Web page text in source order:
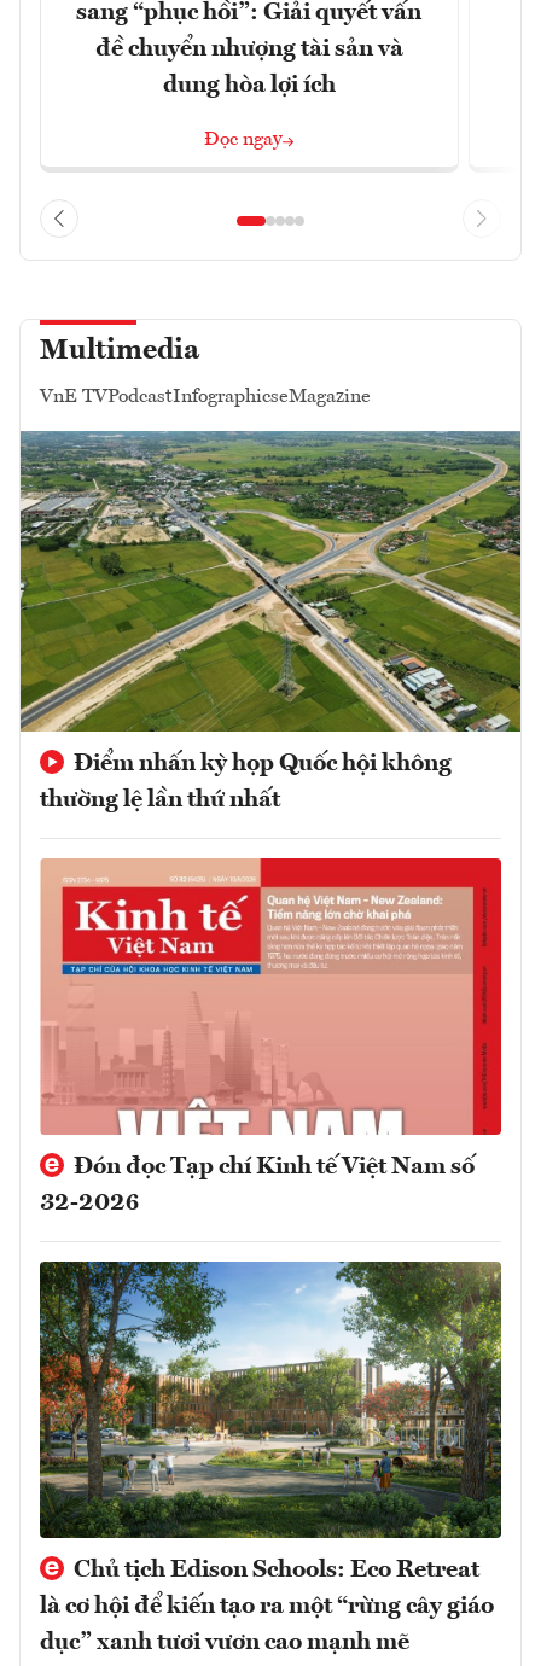
sang “phục hồi”: Giải quyết vấn
đề chuyển nhượng tài sản và
dung hòa lợi ích
Đọc ngay
Multimedia
VnE TVPodcastInfographicseMagazine
Điểm nhấn kỳ họp Quốc hội không
thường lệ lần thứ nhất
Đón đọc Tạp chí Kinh tế Việt Nam số
32-2026
Chủ tịch Edison Schools: Eco Retreat
là cơ hội để kiến tạo ra một “rừng cây giáo
dục” xanh tươi vươn cao mạnh mẽ